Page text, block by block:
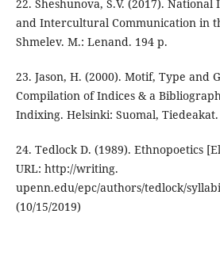
22. Sheshunova, S.V. (2017).
and Intercultural Communication in
Shmelev. M.: Lenand. 194 p.
23. Jason, H. (2000). Motif, Type and
Compilation of Indices & a
Indixing. Helsinki: Suomal, Tiedeakat.
24. Tedlock D. (1989). Ethnopoetics
URL: http://writing.
upenn.edu/epc/authors/tedlock/
(10/15/2019)